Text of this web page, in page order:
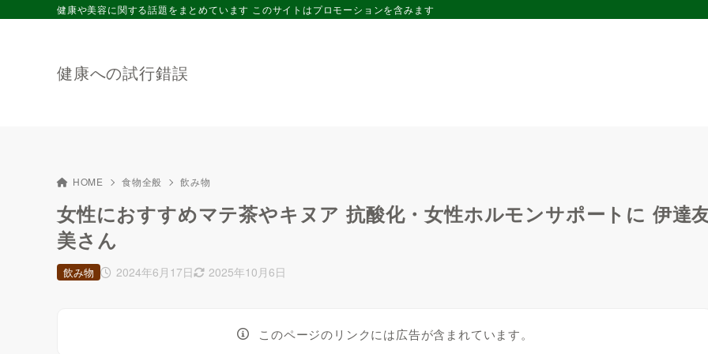
健康への試行錯誤
健康や美容に関する話題をまとめています このサイトはプロモーションを含みます
HOME 食物全般 飲み物
女性におすすめマテ茶やキヌア 抗酸化・女性ホルモンサポートに 伊達
美さん
2024年6月17日 2025年10月6日
飲み物
このページのリンクには広告が含まれています。